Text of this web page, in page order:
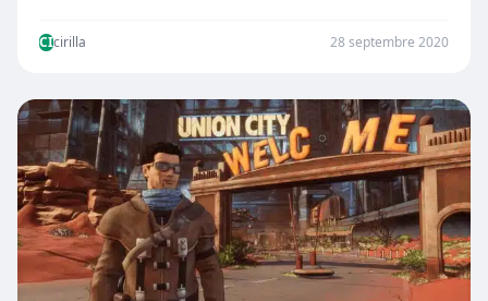
CIcirilla 28 septembre 2020